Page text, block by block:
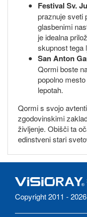
Festival Sv.
praznuje sveti
glasbenimi
je idealna
skupnost tega
San Anton
Qormi boste
popolno
lepotah.
Qormi s svojo
zgodovinskimi
življenje. Obišči ta
edinstveni stari
Copyright 2011 - 2026